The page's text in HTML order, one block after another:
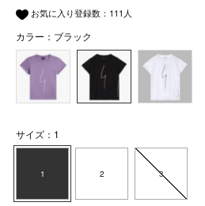
お気に入り登録数： 111 人
カラー：ブラック
サイズ：1
1 2 3